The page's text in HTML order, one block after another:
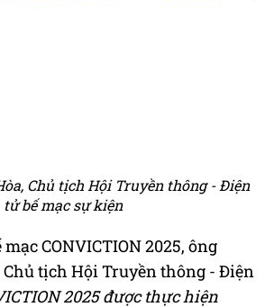
Chủ tịch Hội Truyền thông - Điện
tử bế mạc sự kiện
CONVICTION 2025, ông
Chủ tịch Hội Truyền thông - Điện
2025 được thực hiện